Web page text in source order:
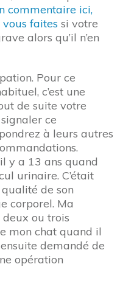
commentaire ici,
faites si votre
alors qu’il n’en
Pour ce
c’est une
de suite votre
ce
à leurs autres
y a 13 ans quand
urinaire. C’était
de son
corporel. Ma
ou trois
mon chat quand il
demandé de
opération